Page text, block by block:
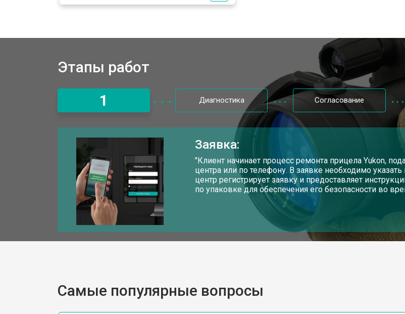
Этапы работ
1
Диагностика Согласование
Заявка:
"Клиент начинает процесс ремонта прицела Yukon,
центра или по телефону. В заявке необходимо
центр регистрирует заявку и предоставляет
по упаковке для обеспечения его безопасности во
Самые популярные вопросы